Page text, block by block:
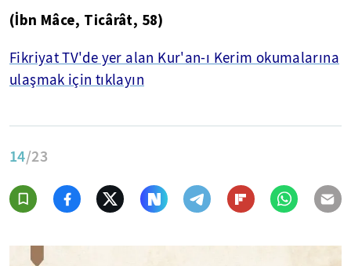
(İbn Mâce, Ticârât, 58)
Fikriyat TV'de yer alan Kur'an-ı Kerim okumalarına
ulaşmak için tıklayın
14/23